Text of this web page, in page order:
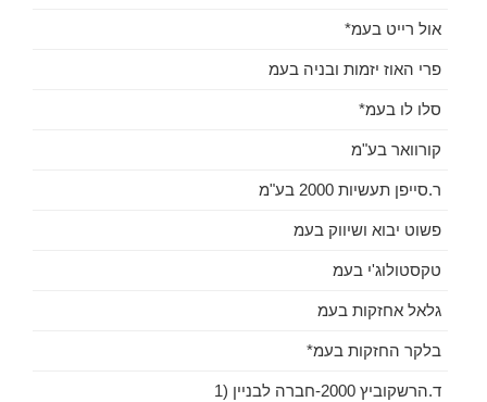
אול רייט בעמ*
פרי האוז יזמות ובניה בעמ
סלו לו בעמ*
קורוואר בע"מ
ר.סייפן תעשיות 2000 בע"מ
פשוט יבוא ושיווק בעמ
טקסטולוג'י בעמ
גלאל אחזקות בעמ
בלקר החזקות בעמ*
ד.הרשקוביץ 2000-חברה לבניין (1